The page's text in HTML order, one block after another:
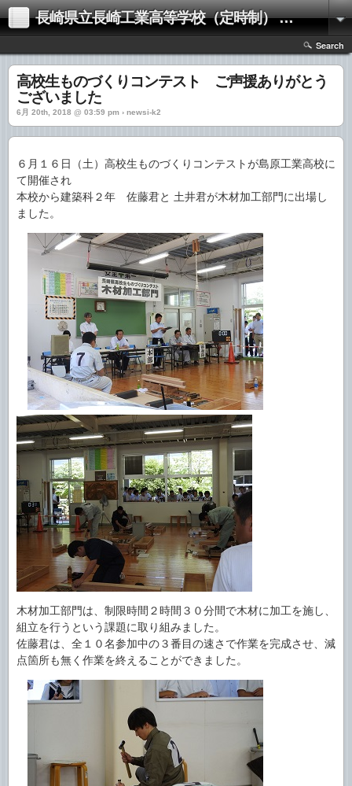
長崎県立長崎工業高等学校（定時制） お知らせサイト
Search
高校生ものづくりコンテスト ご声援ありがとう
ございました
6月 20th, 2018 @ 03:59 pm › newsi-k2
６月１６日（土）高校生ものづくりコンテストが島原工業高校に
て開催され
本校から建築科２年 佐藤君と 土井君が木材加工部門に出場し
ました。
木材加工部門は、制限時間２時間３０分間で木材に加工を施し、
組立を行うという課題に取り組みました。
佐藤君は、全１０名参加中の３番目の速さで作業を完成させ、減
点箇所も無く作業を終えることができました。